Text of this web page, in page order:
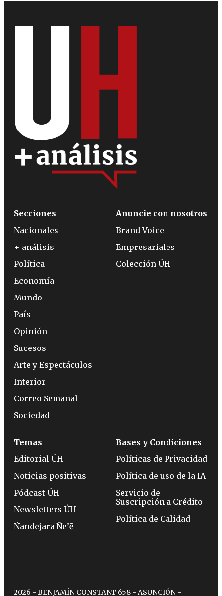
Secciones
Nacionales
+ análisis
Política
Economía
Mundo
País
Opinión
Sucesos
Arte y Espectáculos
Interior
Correo Semanal
Sociedad
Anuncie con nosotros
Brand Voice
Empresariales
Colección ÚH
Temas
Editorial ÚH
Noticias positivas
Pódcast ÚH
Newsletters ÚH
Ñandejara Ñe’ẽ
Bases y Condiciones
Políticas de Privacidad
Política de uso de la IA
Servicio de
Suscripción a Crédito
Política de Calidad
2026 - BENJAMÍN CONSTANT 658 - ASUNCIÓN -